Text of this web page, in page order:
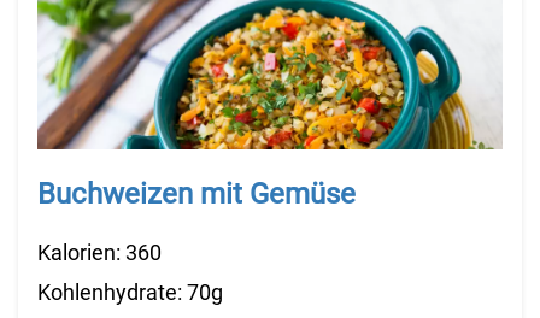
Buchweizen mit Gemüse
Kalorien: 360
Kohlenhydrate: 70g